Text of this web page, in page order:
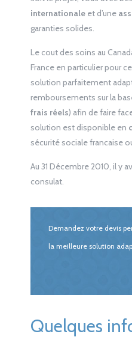
internationaleet d’une
garanties solides.
Le cout des soins au
France en particulier pour
solution parfaitement
remboursements sur la
frais réels) afin de faire
solution est disponible en
sécurité sociale francaise
Au 31 Décembre 2010, il y
consulat.
Demandez votre devis
la meilleure solution
Quelques